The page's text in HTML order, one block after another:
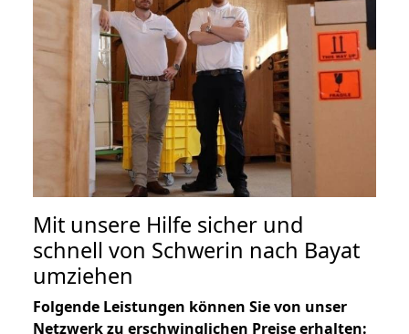
Mit unsere Hilfe sicher und
schnell von Schwerin nach Bayat
umziehen
Folgende Leistungen können Sie von unser
Netzwerk zu erschwinglichen Preise erhalten: